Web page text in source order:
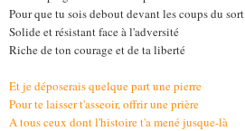
Pour que tu sois debout devant les coups du sort
Solide et résistant face à l'adversité
Riche de ton courage et de ta liberté
Et je déposerais quelque part une pierre
Pour te laisser t'asseoir, offrir une prière
A tous ceux dont l'histoire t'a mené jusque-là